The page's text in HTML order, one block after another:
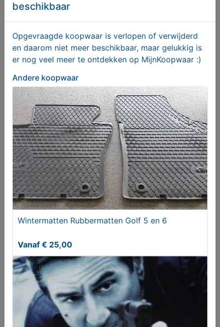
Aan tafel ! (Kookboek)
€ 9,95
Ghost Rider 2 Spirit of Vengeance (2011) DVD
€ 7,95
beschikbaar
Opgevraagde koopwaar is verlopen of verwijderd
en daarom niet meer beschikbaar, maar gelukkig is
er nog veel meer te ontdekken op MijnKoopwaar :)
Andere koopwaar
Wintermatten Rubbermatten Golf 5 en 6
Vanaf € 25,00